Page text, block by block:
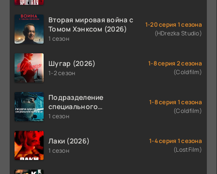
Вторая мировая война с
Томом Хэнксом (2026)
1 сезон
1-20 серия 1 сезона
(HDrezka Studio)
Шугар (2026)
1-2 сезон
1-8 серия 2 сезона
(Coldfilm)
Подразделение
специального
назначения (2026)
1 сезон
1-8 серия 1 сезона
(Coldfilm)
Лаки (2026)
1 сезон
1-4 серия 1 сезона
(LostFilm)